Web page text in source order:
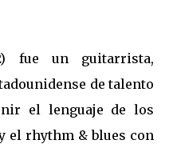
fue un guitarrista,
de talento
el lenguaje de los
el rhythm & blues con